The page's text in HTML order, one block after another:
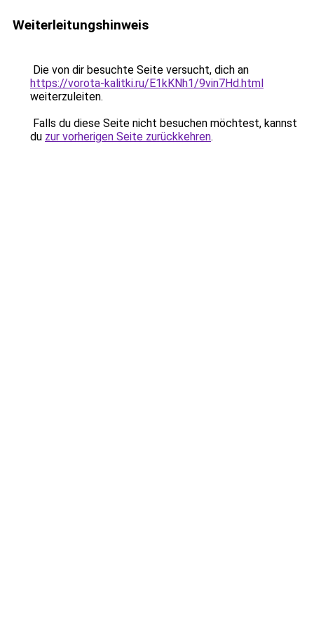
Weiterleitungshinweis
Die von dir besuchte Seite versucht, dich an
https://vorota-kalitki.ru/E1kKNh1/9vin7Hd.html
weiterzuleiten.
Falls du diese Seite nicht besuchen möchtest, kannst
du zur vorherigen Seite zurückkehren.